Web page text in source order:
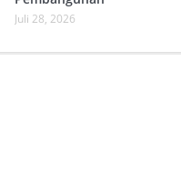
Juli 28, 2026